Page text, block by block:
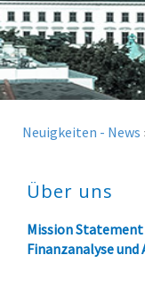
Neuigkeiten - News
Über uns
Mission
Finanzanalyse und